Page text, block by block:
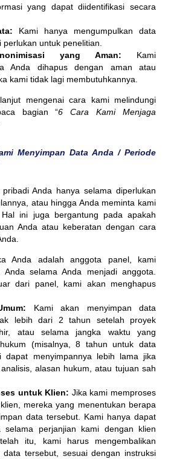
yang dapat diidentifikasi secara
Kami hanya mengumpulkan data
untuk penelitian.
Anonimisasi yang Aman: Kami
Anda dihapus dengan aman atau
kami tidak lagi membutuhkannya.
mengenai cara kami melindungi
bagian “6 Cara Kami Menjaga
Menyimpan Data Anda / Periode
Anda hanya selama diperlukan
atau hingga Anda meminta kami
ini juga bergantung pada apakah
Anda atau keberatan dengan cara
Anda adalah anggota panel, kami
Anda selama Anda menjadi anggota.
dari panel, kami akan menghapus
Kami akan menyimpan data
lebih dari 2 tahun setelah proyek
atau selama jangka waktu yang
(misalnya, 8 tahun untuk data
dapat menyimpannya lebih lama jika
alasan hukum, atau tujuan sah
untuk Klien: Jika kami memproses
mereka yang menentukan berapa
data tersebut. Kami hanya dapat
selama perjanjian kami dengan klien
itu, kami harus mengembalikan
data tersebut, sesuai dengan instruksi